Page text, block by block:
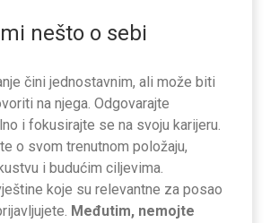
nešto o sebi
čini jednostavnim, ali može biti
na njega. Odgovarajte
i fokusirajte se na svoju karijeru.
o svom trenutnom položaju,
i budućim ciljevima.
koje su relevantne za posao
Međutim, nemojte